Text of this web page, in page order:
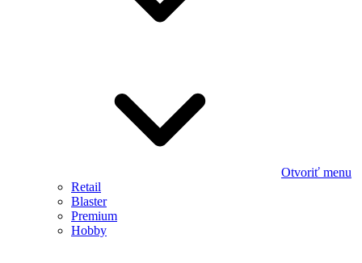
Otvoriť menu
Retail
Blaster
Premium
Hobby